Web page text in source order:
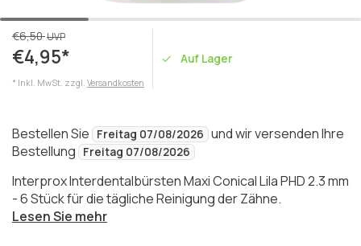
€6,50UVP
€4,95*
* Inkl. MwSt. zzgl. Versandkosten
Auf Lager
Bestellen Sie Freitag 07/08/2026 und wir versenden Ihre
Bestellung
Freitag 07/08/2026
Interprox Interdentalbürsten Maxi Conical Lila PHD 2.3 mm
- 6 Stück für die tägliche Reinigung der Zähne.
Lesen Sie mehr